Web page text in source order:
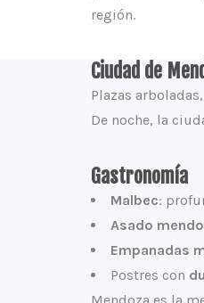
región.
Ciudad de
Plazas
De noche, la
Gastronomía
Malbec:
Asado
Empanadas
Postres con